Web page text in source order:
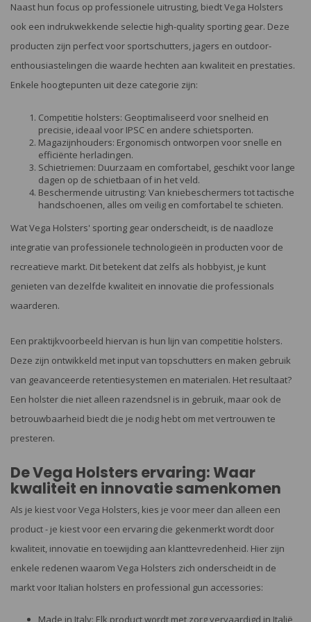
Naast hun focus op professionele uitrusting, biedt Vega Holsters
ook een indrukwekkende selectie high-quality sporting gear. Deze
producten zijn perfect voor sportschutters, jagers en outdoor-
enthousiastelingen die waarde hechten aan kwaliteit en prestaties.
Enkele hoogtepunten uit deze categorie zijn:
Competitie holsters: Geoptimaliseerd voor snelheid en
precisie, ideaal voor IPSC en andere schietsporten.
Magazijnhouders: Ergonomisch ontworpen voor snelle en
efficiënte herladingen.
Schietriemen: Duurzaam en comfortabel, geschikt voor lange
dagen op de schietbaan of in het veld.
Beschermende uitrusting: Van kniebeschermers tot tactische
handschoenen, alles om veilig en comfortabel te schieten.
Wat Vega Holsters' sporting gear onderscheidt, is de naadloze
integratie van professionele technologieën in producten voor de
recreatieve markt. Dit betekent dat zelfs als hobbyist, je kunt
genieten van dezelfde kwaliteit en innovatie die professionals
waarderen.
Een praktijkvoorbeeld hiervan is hun lijn van competitie holsters.
Deze zijn ontwikkeld met input van topschutters en maken gebruik
van geavanceerde retentiesystemen en materialen. Het resultaat?
Een holster die niet alleen razendsnel is in gebruik, maar ook de
betrouwbaarheid biedt die je nodig hebt om met vertrouwen te
presteren.
De Vega Holsters ervaring: Waar
kwaliteit en innovatie samenkomen
Als je kiest voor Vega Holsters, kies je voor meer dan alleen een
product - je kiest voor een ervaring die gekenmerkt wordt door
kwaliteit, innovatie en toewijding aan klanttevredenheid. Hier zijn
enkele redenen waarom Vega Holsters zich onderscheidt in de
markt voor Italian holsters en professional gun accessories:
Made in Italy: Elk product wordt met zorg vervaardigd in Italië,